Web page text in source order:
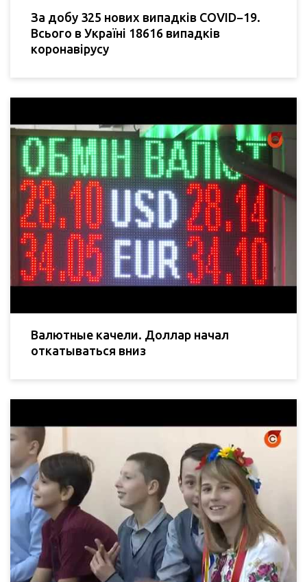
За добу 325 нових випадків COVID−19.
Всього в Україні 18616 випадків
коронавірусу
Валютные качели. Доллар начал
откатываться вниз